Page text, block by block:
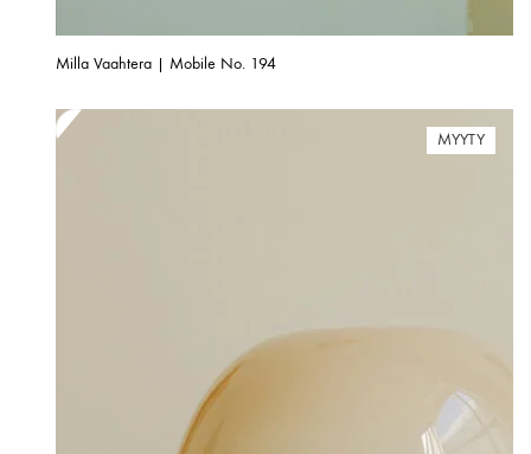
Milla Vaahtera | Mobile No. 194
MYYTY